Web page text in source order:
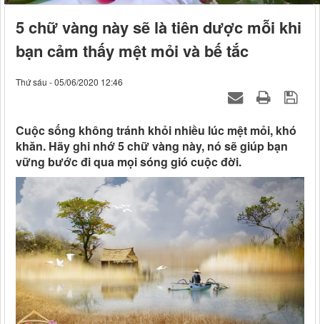
5 chữ vàng này sẽ là tiên dược mỗi khi
bạn cảm thấy mệt mỏi và bế tắc
Thứ sáu - 05/06/2020 12:46
Cuộc sống không tránh khỏi nhiều lúc mệt mỏi, khó
khăn. Hãy ghi nhớ 5 chữ vàng này, nó sẽ giúp bạn
vững bước đi qua mọi sóng gió cuộc đời.